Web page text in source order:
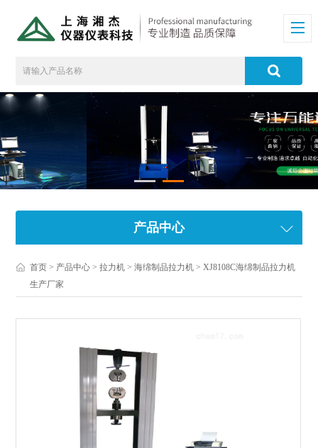
产品中心
首页 > 产品中心 >拉力机 >海绵制品拉力机 > XJ8108C海绵制品拉力机
生产厂家